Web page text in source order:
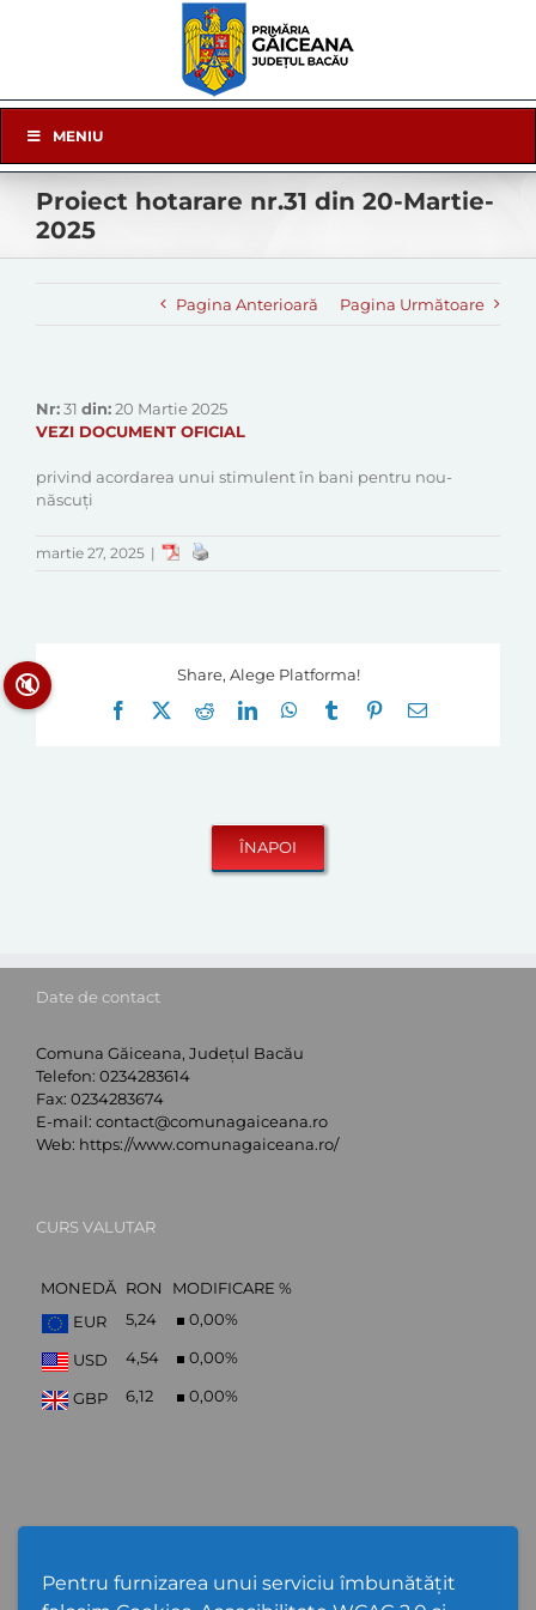
Pentru furnizarea unui serviciu îmbunătățit
Navigation
MENIU
Proiect hotarare nr.31 din 20-Martie-
2025
Pagina Anterioară Pagina Următoare
Nr:31 din:20 Martie 2025
VEZI DOCUMENT OFICIAL
privind acordarea unui stimulent în bani pentru nou-
născuți
martie 27, 2025 |
Share, Alege Platforma!
Facebook
RedditLinkedInWhatsApp
Tumblr Pinterest
E-
Date de contact
Comuna Găiceana, Județul Bacău
Telefon: 0234283614
Fax: 0234283674
E-mail: contact@comunagaiceana.ro
Web: https://www.comunagaiceana.ro/
CURS VALUTAR
MONEDĂ RON
MODIFICARE %
EUR
5,24 0,00%
USD 4,54 0,00%
GBP 6,12 0,00%
🔇